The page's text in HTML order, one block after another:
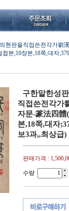
현판을직접쓴전각가劉
첩본,10장본,18쪽,대자
구한말한성
직접쓴전각가
자문-篆法四體
본,18쪽,대자
보3과,,최상급)
판매가격 :
수량